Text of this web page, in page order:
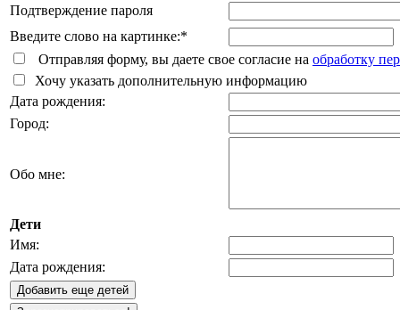
Подтверждение пароля
Введите слово на картинке:*
Отправляя форму, вы даете свое согласие на обработку
Хочу указать дополнительную информацию
Дата рождения:
Город:
Обо мне:
Дети
Имя:
Дата рождения: